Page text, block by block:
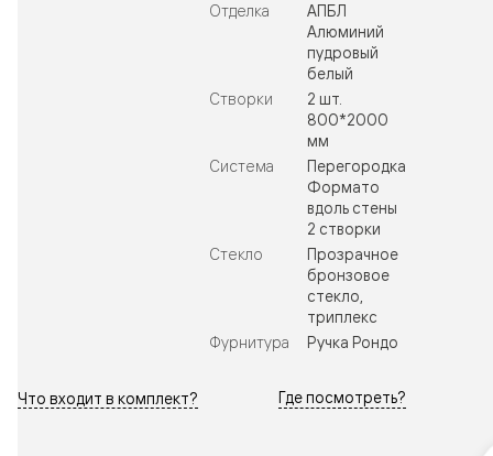
Отделка
АПБЛ
Алюминий
пудровый
белый
Створки
2 шт.
800*2000
мм
Система
Перегородка
Формато
вдоль стены
2 створки
Стекло
Прозрачное
бронзовое
стекло,
триплекс
Фурнитура
Ручка Рондо
Что входит в комплект? Где посмотреть?